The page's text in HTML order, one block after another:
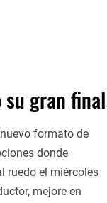
su gran final
formato de
donde
ruedo el miércoles
mejore en